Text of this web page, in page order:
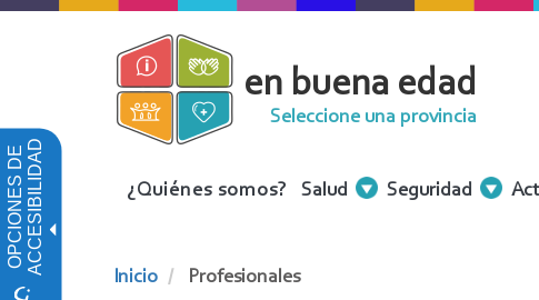
OPCIONES DEACCESIBILIDAD
Pasar
en buena edad
Seleccione una provincia
Menu
¿Quiénes somos? Salud Seguridad
Inicio Profesionales